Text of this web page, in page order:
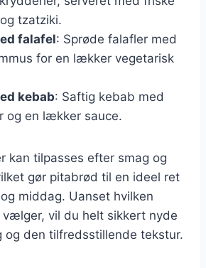
tzatziki.
falafel: Sprøde falafler med
for en lækker vegetarisk
kebab: Saftig kebab med
og en lækker sauce.
kan tilpasses efter smag og
gør pitabrød til en ideel ret
middag. Uanset hvilken
vil du helt sikkert nyde
og den tilfredsstillende tekstur.